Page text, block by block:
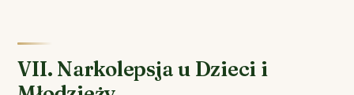
VII. Narkolepsja u Dzieci i